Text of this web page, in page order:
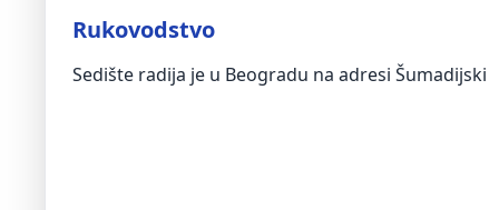
Rukovodstvo
Sedište radija je u Beogradu na adresi